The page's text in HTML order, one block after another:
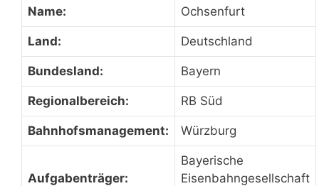
Name: Ochsenfurt
Land: Deutschland
Bundesland: Bayern
Regionalbereich: RB Süd
Bahnhofsmanagement: Würzburg
Aufgabenträger:
Bayerische
Eisenbahngesellschaft